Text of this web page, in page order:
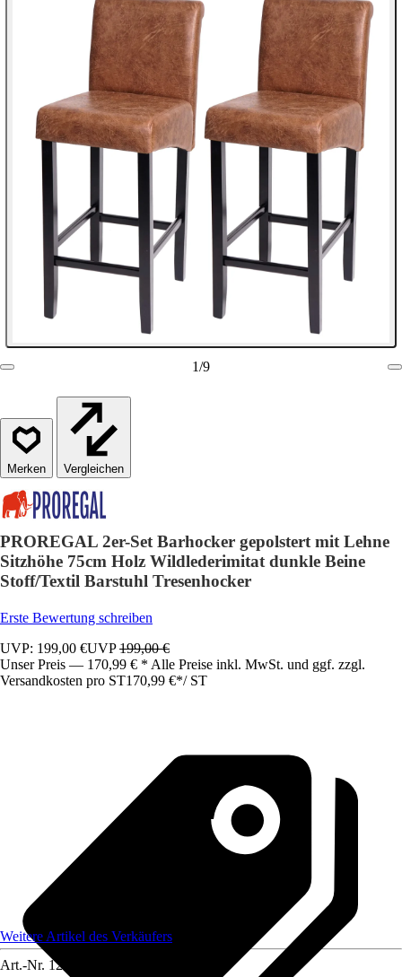
1/9
Vergleichen
PROREGAL 2er-Set Barhocker gepolstert mit Lehne
Sitzhöhe 75cm Holz Wildlederimitat dunkle Beine
Stoff/Textil Barstuhl Tresenhocker
Erste Bewertung schreiben
UVP: 199,00 €UVP199,00 €
Unser Preis — 170,99 € * Alle Preise inkl. MwSt. und ggf. zzgl.
Versandkosten pro ST170,99 €*/ ST
Weitere Artikel des Verkäufers
Art.-Nr. 12585205